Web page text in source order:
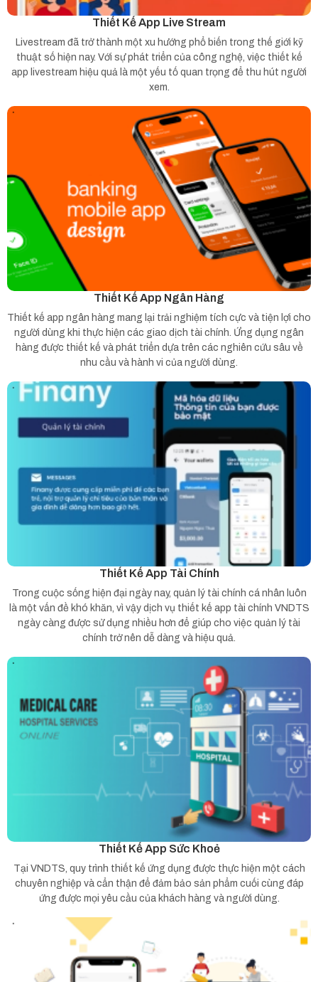
Thiết Kế App Live Stream
Livestream đã trở thành một xu hướng phổ biến trong thế giới kỹ
thuật số hiện nay. Với sự phát triển của công nghệ, việc thiết kế
app livestream hiệu quả là một yếu tố quan trọng để thu hút người
xem.
Thiết Kế App Ngân Hàng
Thiết kế app ngân hàng mang lại trải nghiệm tích cực và tiện lợi cho
người dùng khi thực hiện các giao dịch tài chính. Ứng dụng ngân
hàng được thiết kế và phát triển dựa trên các nghiên cứu sâu về
nhu cầu và hành vi của người dùng.
Thiết Kế App Tài Chính
Trong cuộc sống hiện đại ngày nay, quản lý tài chính cá nhân luôn
là một vấn đề khó khăn, vì vậy dịch vụ thiết kế app tài chính VNDTS
ngày càng được sử dụng nhiều hơn để giúp cho việc quản lý tài
chính trở nên dễ dàng và hiệu quả.
Thiết Kế App Sức Khoẻ
Tại VNDTS, quy trình thiết kế ứng dụng được thực hiện một cách
chuyên nghiệp và cẩn thận để đảm bảo sản phẩm cuối cùng đáp
ứng được mọi yêu cầu của khách hàng và người dùng.